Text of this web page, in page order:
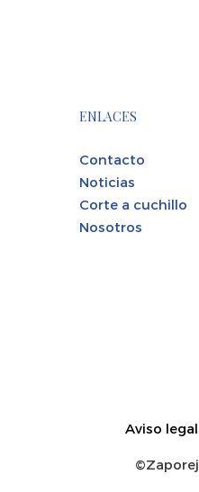
ENLACES
Contacto
Noticias
Corte a cuchillo
Nosotros
Aviso legal